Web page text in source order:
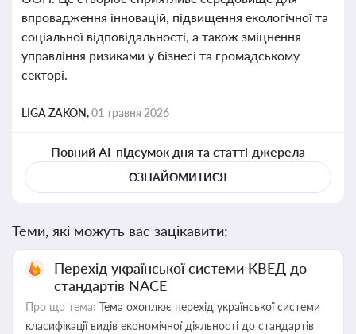
впровадження інновацій, підвищення екологічної та
соціальної відповідальності, а також зміцнення
управління ризиками у бізнесі та громадському
секторі.
LIGA ZAKON,01 травня 2026
Повний AI-підсумок дня та статті-джерела
ОЗНАЙОМИТИСЯ
Теми, які можуть вас зацікавити:
Перехід української системи КВЕД до
стандартів NACE
Про що тема: Тема охоплює перехід української системи
класифікації видів економічної діяльності до стандартів